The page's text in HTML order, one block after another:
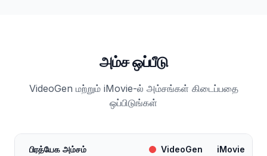
அம்ச ஒப்பீடு
VideoGen மற்றும் iMovie-ல் அம்சங்கள் கிடைப்பதை
ஒப்பிடுங்கள்
பிரத்யேக அம்சம் VideoGen iMovie